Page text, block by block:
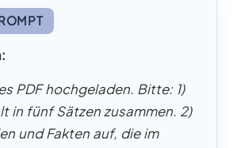
PDF hochgeladen. Bitte: 1)
in fünf Sätzen zusammen. 2)
und Fakten auf, die im